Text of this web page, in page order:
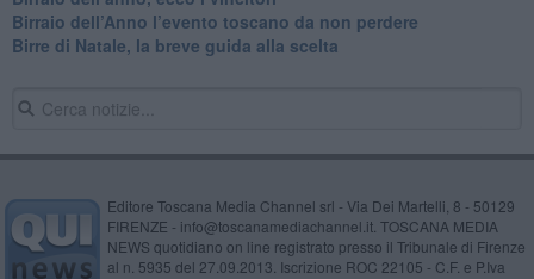
​Birraio dell’Anno l’evento toscano da non perdere
Birre di Natale, la breve guida alla scelta
Editore Toscana Media Channel srl - Via Dei Martelli, 8 - 50129
FIRENZE - info@toscanamediachannel.it. TOSCANA MEDIA
NEWS quotidiano on line registrato presso il Tribunale di Firenze
al n. 5935 del 27.09.2013. Iscrizione ROC 22105 - C.F. e P.Iva